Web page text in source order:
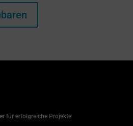
für erfolgreiche Projekte